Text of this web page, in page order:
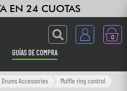
EN 24 CUOTAS
0
GUÍAS DE COMPRA
Drums Accessories
Muffle ring control